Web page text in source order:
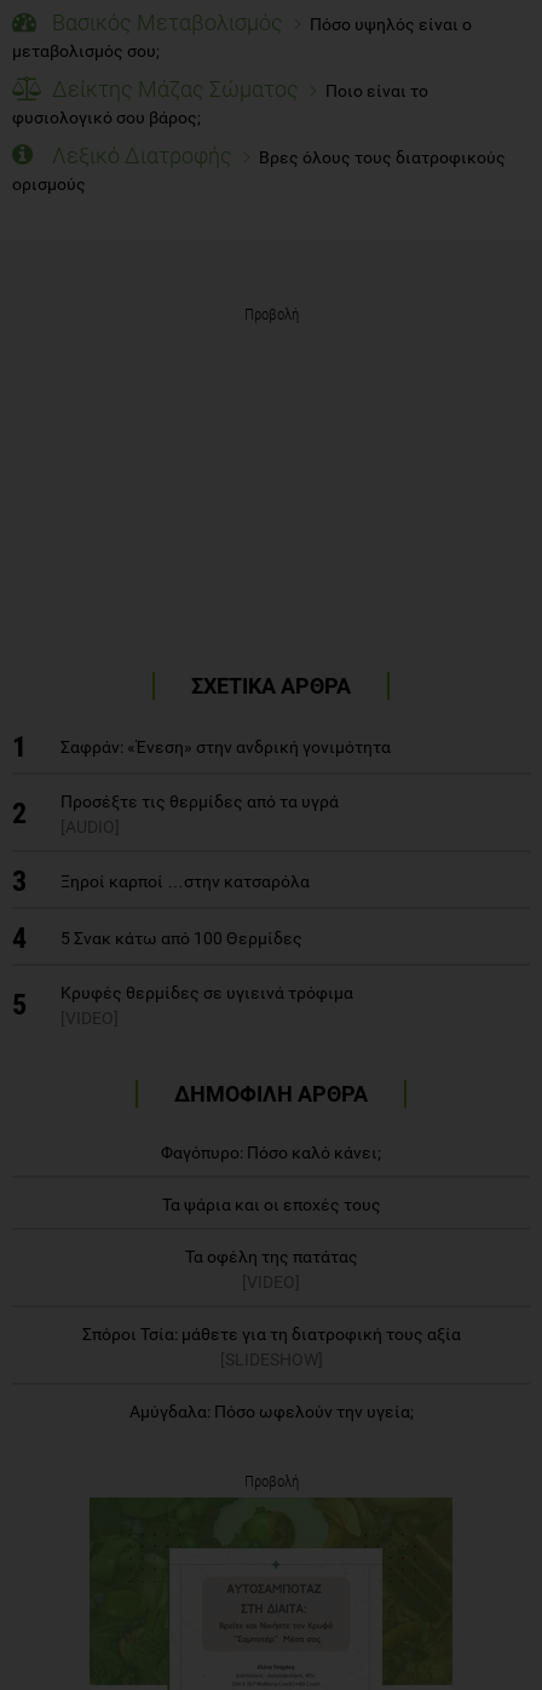
Βασικός Μεταβολισμός
Πόσο υψηλός είναι ο
μεταβολισμός σου;
Δείκτης Μάζας Σώματος
Ποιο είναι το
φυσιολογικό σου βάρος;
Λεξικό Διατροφής
Βρες όλους τους διατροφικούς
ορισμούς
Προβολή
ΣΧΕΤΙΚΑ ΑΡΘΡΑ
1 Σαφράν: «Ένεση» στην ανδρική γονιμότητα
2
Προσέξτε τις θερμίδες από τα υγρά
[AUDIO]
3 Ξηροί καρποί …στην κατσαρόλα
4 5 Σνακ κάτω από 100 Θερμίδες
5
Κρυφές θερμίδες σε υγιεινά τρόφιμα
[VIDEO]
ΔΗΜΟΦΙΛΗ ΑΡΘΡΑ
Φαγόπυρο: Πόσο καλό κάνει;
Τα ψάρια και οι εποχές τους
Τα οφέλη της πατάτας
[VIDEO]
Σπόροι Τσία: μάθετε για τη διατροφική τους αξία
[SLIDESHOW]
Αμύγδαλα: Πόσο ωφελούν την υγεία;
Προβολή